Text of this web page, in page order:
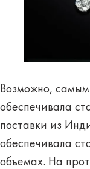
Возможно,
обеспечивала
поставки из
обеспечивала
объемах. На